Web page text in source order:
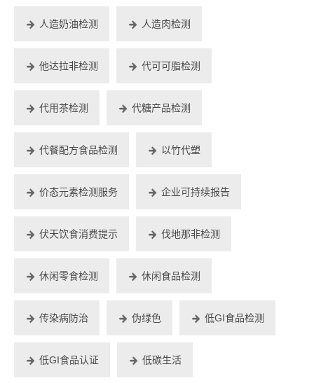
人造奶油检测 人造肉检测
他达拉非检测 代可可脂检测
代用茶检测 代糖产品检测
代餐配方食品检测 以竹代塑
价态元素检测服务 企业可持续报告
伏天饮食消费提示 伐地那非检测
休闲零食检测 休闲食品检测
传染病防治 伪绿色 低GI食品检测
低GI食品认证 低碳生活